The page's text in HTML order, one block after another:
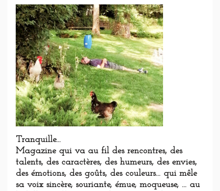
Tranquille…
Magazine qui va au fil des rencontres, des
talents, des caractères, des humeurs, des envies,
des émotions, des goûts, des couleurs… qui mêle
sa voix sincère, souriante, émue, moqueuse, … au